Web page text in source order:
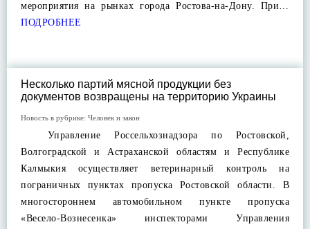
мероприятия на рынках города Ростова-на-Дону. При…
ПОДРОБНЕЕ
Несколько партий мясной продукции без
документов возвращены на территорию Украины
Новость в рубрике: Человек и закон
Управление Россельхознадзора по Ростовской,
Волгоградской и Астраханской областям и Республике
Калмыкия осуществляет ветеринарный контроль на
пограничных пунктах пропуска Ростовской области. В
многостороннем автомобильном пункте пропуска
«Весело-Вознесенка» инспекторами Управления